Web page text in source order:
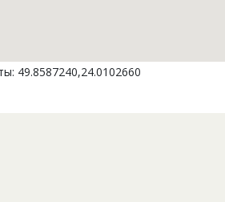
49.8587240,24.0102660